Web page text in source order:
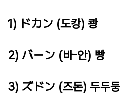
1) ドカン (도캉) 쾅
2) バーン (바-안) 빵
3) ズドン (즈돈) 두두둥